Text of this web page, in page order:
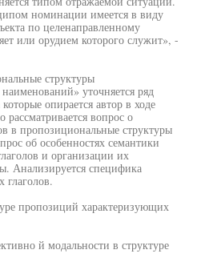
номинации имеется в виду
по целенаправленному
или орудием которого служит», -
структуры
уточняется ряд
опирается автор в ходе
рассматривается вопрос о
в пропозициональные структуры
об особенностях семантики
и организации их
Анализируется специфика
пропозиций характеризующих
й модальности в структуре